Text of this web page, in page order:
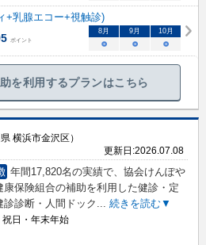
+乳腺エコー+視触診)
ポイント
8 月 9 月 10月
○ ○ ○
を利用するプランはこちら
県 横浜市金沢区）
更新日:2026.07.08
年間17,820名の実績で、協会けんぽや
康保険組合の補助を利用した健診・定
診診断・人間ドック
続きを読む▼
日・年末年始